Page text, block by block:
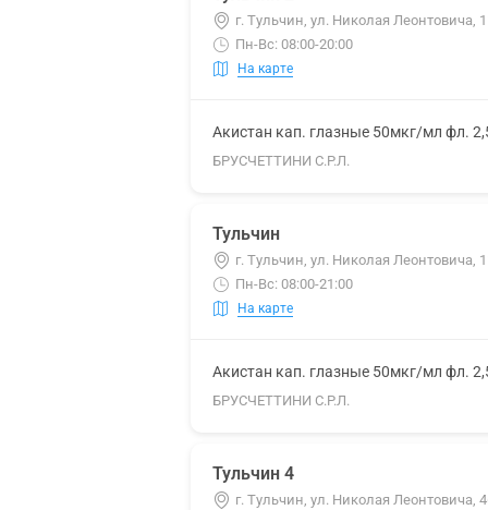
г. Тульчин, ул. Николая Леонтовича,
Пн-Вс: 08:00-20:00
На карте
Акистан кап. глазные 50мкг/мл фл.
БРУСЧЕТТИНИ С.Р.Л.
Тульчин
г. Тульчин, ул. Николая Леонтовича,
Пн-Вс: 08:00-21:00
На карте
Акистан кап. глазные 50мкг/мл фл.
БРУСЧЕТТИНИ С.Р.Л.
Тульчин 4
г. Тульчин, ул. Николая Леонтовича,